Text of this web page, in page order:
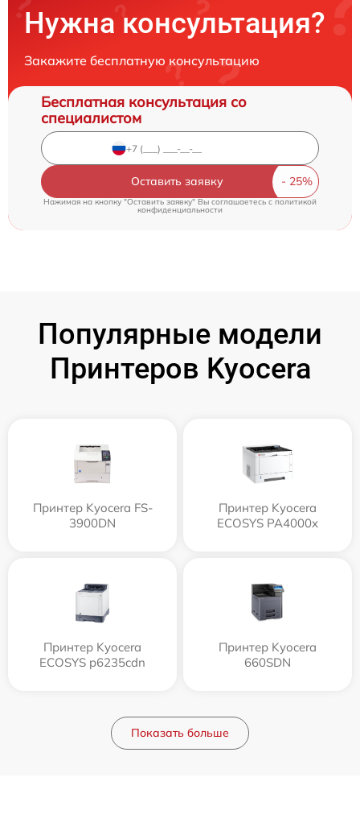
Нужна консультация?
Закажите бесплатную консультацию
Бесплатная консультация со
специалистом
Оставить заявку
Нажимая на кнопку "Оставить заявку" Вы соглашаетесь c политикой
конфиденциальности
Популярные модели
Принтеров Kyocera
Принтер Kyocera FS-
3900DN
Принтер Kyocera
ECOSYS PA4000x
Принтер Kyocera
ECOSYS p6235cdn
Принтер Kyocera
660SDN
Показать больше